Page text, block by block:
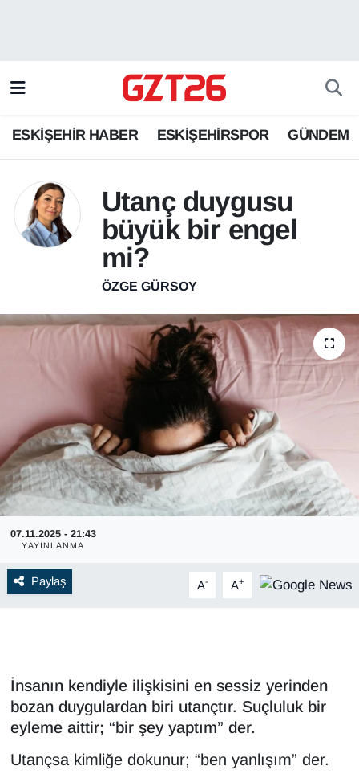
ESKİŞEHİR HABER ESKİŞEHİRSPOR GÜNDEM
Utanç duygusu
büyük bir engel
mi?
ÖZGE GÜRSOY
07.11.2025 - 21:43
YAYINLANMA
Paylaş A- A+
İnsanın kendiyle ilişkisini en sessiz yerinden
bozan duygulardan biri utançtır. Suçluluk bir
eyleme aittir; “bir şey yaptım” der.
Utançsa kimliğe dokunur; “ben yanlışım” der.
ESKİŞEHİRSPOR
GÜNDEM
SPOR
Odunpazarı Trafik Yoğunluk Haritası
Süper Lig Puan Durumu ve Fikstür
Tüm Manşetler
Son Dakika Haberleri
Haber Arşivi